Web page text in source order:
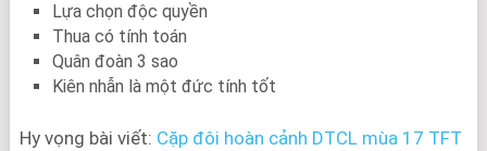
Lựa chọn độc quyền
Thua có tính toán
Quân đoàn 3 sao
Kiên nhẫn là một đức tính tốt
Hy vọng bài viết: Cặp đôi hoàn cảnh DTCL mùa 17 TFT